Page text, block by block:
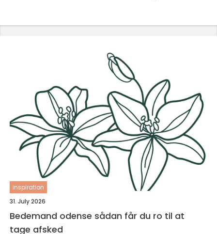
inspiration
31. July 2026
Bedemand odense sådan får du ro til at
tage afsked